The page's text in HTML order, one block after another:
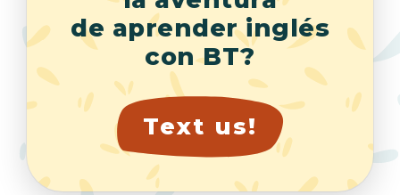
de aprender inglés
con BT?
Text us!